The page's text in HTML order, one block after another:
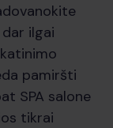
ilgai
pamiršti
SPA salone
tikrai